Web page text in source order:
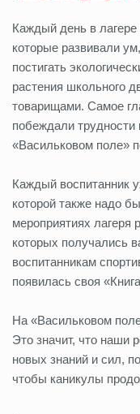
Каждый день в
которые развивали
постигать
растения школьного
товарищами. Самое
побеждали трудности
«Васильковом поле»
Каждый воспитанник
которой также надо
мероприятиях лагеря
которых получались
воспитанникам
появилась своя
На «Васильковом
Это значит, что наши
новых знаний и сил,
чтобы каникулы